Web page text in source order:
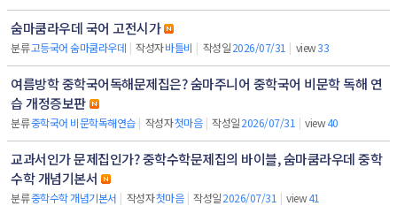
숨마쿰라우데 국어 고전시가
분류고등국어 숨마쿰라우데 | 작성자바틀비 | 작성일2026/07/31 | view33
여름방학 중학국어독해문제집은? 숨마주니어 중학국어 비문학 독해 연
습 개정증보판
분류중학국어 비문학독해연습 | 작성자첫마음 | 작성일2026/07/31 | view40
교과서인가 문제집인가? 중학수학문제집의 바이블, 숨마쿰라우데 중학
수학 개념기본서
분류중학수학 개념기본서 | 작성자첫마음 | 작성일2026/07/31 | view41